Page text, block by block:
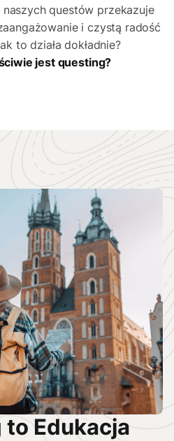
questów przekazuje
i czystą radość
to działa dokładnie?
jest questing?
Edukacja